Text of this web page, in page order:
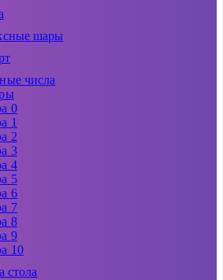
шары
числа
0
1
2
3
4
5
6
7
8
9
10
стола